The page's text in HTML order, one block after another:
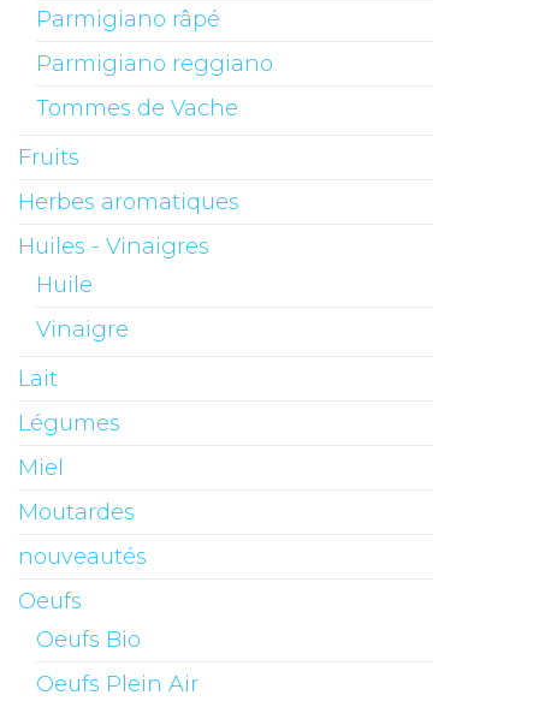
Parmigiano râpé
Parmigiano reggiano
Tommes de Vache
Fruits
Herbes aromatiques
Huiles - Vinaigres
Huile
Vinaigre
Lait
Légumes
Miel
Moutardes
nouveautés
Oeufs
Oeufs Bio
Oeufs Plein Air